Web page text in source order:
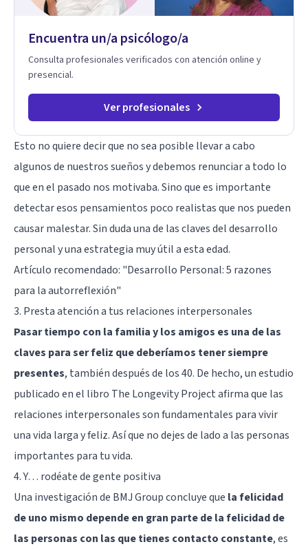
Encuentra un/a psicólogo/a
Consulta profesionales verificados con atención online y
presencial.
Ver profesionales
Esto no quiere decir que no sea posible llevar a cabo
algunos de nuestros sueños y debemos renunciar a todo lo
que en el pasado nos motivaba. Sino que es importante
detectar esos pensamientos poco realistas que nos pueden
causar malestar. Sin duda una de las claves del desarrollo
personal y una estrategia muy útil a esta edad.
Artículo recomendado: "Desarrollo Personal: 5 razones
para la autorreflexión"
3. Presta atención a tus relaciones interpersonales
Pasar tiempo con la familia y los amigos es una de las
claves para ser feliz que deberíamos tener siempre
presentes, también después de los 40. De hecho, un estudio
publicado en el libro The Longevity Projectafirma que las
relaciones interpersonales son fundamentales para vivir
una vida larga y feliz. Así que no dejes de lado a las personas
importantes para tu vida.
4. Y… rodéate de gente positiva
Una investigación de BMJ Group concluye que la felicidad
de uno mismo depende en gran parte de la felicidad de
las personas con las que tienes contacto constante, es